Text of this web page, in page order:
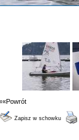
Zapisz w schowku